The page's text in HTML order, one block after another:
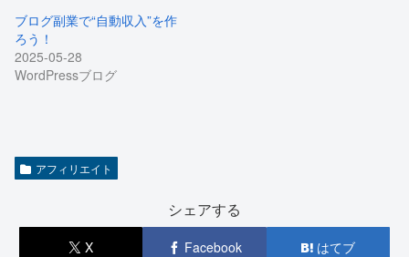
ブログ副業で“自動収入”を作
ろう！
2025-05-28
WordPressブログ
アフィリエイト
シェアする
X Facebook はてブ